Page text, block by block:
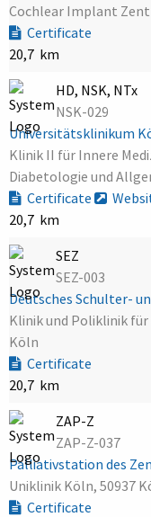
Cochlear Implant
Certificate
20,7 km
HD, NSK, NTx
NSK-029
Universitätsklinikum
Klinik II für Innere
Diabetologie und
Certificate
20,7 km
SEZ
SEZ-003
Deutsches Schulter-
Klinik und Poliklinik
Köln
Certificate
20,7 km
ZAP-Z
ZAP-Z-037
Palliativstation des
Uniklinik Köln, 50937
Certificate